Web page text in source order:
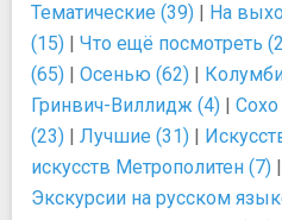
Тематические (39) | На
(15) | Что ещё посмотреть
(65) | Осенью (62) |
Гринвич-Виллидж (4) | Сохо
(23) | Лучшие (31) |
искусств Метрополитен (7) |
Экскурсии на русском